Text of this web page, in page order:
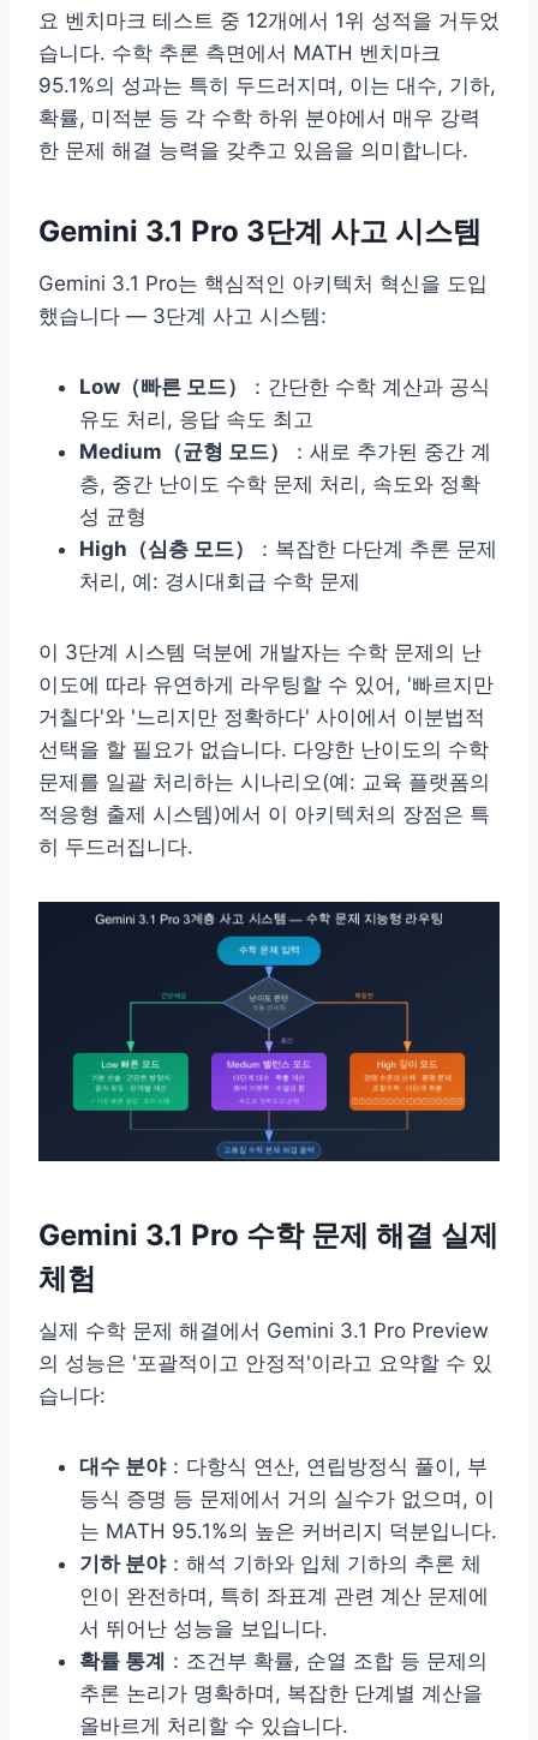
요 벤치마크 테스트 중 12개에서 1위 성적을 거두었
습니다. 수학 추론 측면에서 MATH 벤치마크
95.1%의 성과는 특히 두드러지며, 이는 대수, 기하,
확률, 미적분 등 각 수학 하위 분야에서 매우 강력
한 문제 해결 능력을 갖추고 있음을 의미합니다.
Gemini 3.1 Pro 3단계 사고 시스템
Gemini 3.1 Pro는 핵심적인 아키텍처 혁신을 도입
했습니다 — 3단계 사고 시스템:
Low（빠른 모드）
：간단한 수학 계산과 공식
유도 처리, 응답 속도 최고
Medium（균형 모드）
：새로 추가된 중간 계
층, 중간 난이도 수학 문제 처리, 속도와 정확
성 균형
High（심층 모드）
：복잡한 다단계 추론 문제
처리, 예: 경시대회급 수학 문제
이 3단계 시스템 덕분에 개발자는 수학 문제의 난
이도에 따라 유연하게 라우팅할 수 있어, '빠르지만
거칠다'와 '느리지만 정확하다' 사이에서 이분법적
선택을 할 필요가 없습니다. 다양한 난이도의 수학
문제를 일괄 처리하는 시나리오(예: 교육 플랫폼의
적응형 출제 시스템)에서 이 아키텍처의 장점은 특
히 두드러집니다.
Gemini 3.1 Pro 수학 문제 해결 실제
체험
실제 수학 문제 해결에서 Gemini 3.1 Pro Preview
의 성능은 '포괄적이고 안정적'이라고 요약할 수 있
습니다:
대수 분야：다항식 연산, 연립방정식 풀이, 부
등식 증명 등 문제에서 거의 실수가 없으며, 이
는 MATH 95.1%의 높은 커버리지 덕분입니다.
기하 분야：해석 기하와 입체 기하의 추론 체
인이 완전하며, 특히 좌표계 관련 계산 문제에
서 뛰어난 성능을 보입니다.
확률 통계
：조건부 확률, 순열 조합 등 문제의
추론 논리가 명확하며, 복잡한 단계별 계산을
올바르게 처리할 수 있습니다.